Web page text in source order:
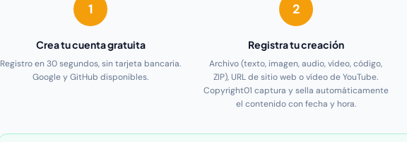
1
Crea tu cuenta gratuita
Registro en 30 segundos, sin tarjeta bancaria.
Google y GitHub disponibles.
2
Registra tu creación
Archivo (texto, imagen, audio, vídeo, código,
ZIP), URL de sitio web o vídeo de YouTube.
Copyright01 captura y sella automáticamente
el contenido con fecha y hora.